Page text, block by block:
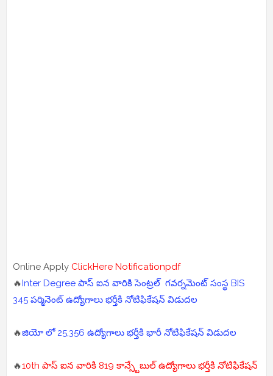
Online Apply ClickHere Notificationpdf
🔥Inter Degree పాస్ ఐన వారికి సెంట్రల్ గవర్నమెంట్ సంస్థ BIS
345 పర్మినెంట్ ఉద్యోగాలు భర్తీకి నోటిఫికేషన్ విడుదల
🔥జియో లో 25,356 ఉద్యోగాలు భర్తీకి భారీ నోటిఫికేషన్ విడుదల
🔥10th పాస్ ఐన వారికి 819 కాన్స్టేబుల్ ఉద్యోగాలు భర్తీకి నోటిఫికేషన్